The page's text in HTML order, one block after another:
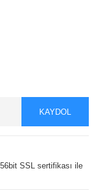
KAYDOL
SSL sertifikası ile